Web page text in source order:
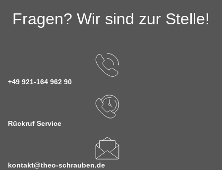
Fragen? Wir sind zur Stelle!
+49 921-164 962 90
Rückruf Service
kontakt@theo-schrauben.de